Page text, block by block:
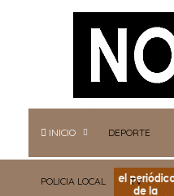
INICIO DEPORTE
POLICIA LOCAL TV